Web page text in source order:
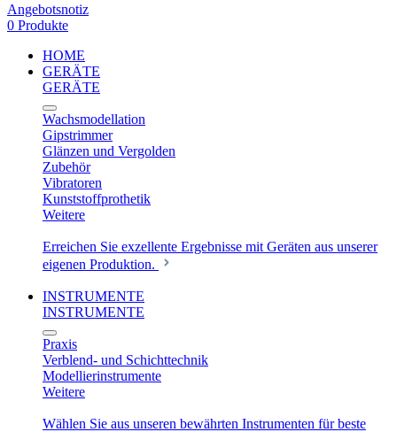
Angebotsnotiz
0 Produkte
HOME
GERÄTE
GERÄTE
Wachsmodellation
Gipstrimmer
Glänzen und Vergolden
Zubehör
Vibratoren
Kunststoffprothetik
Weitere
Erreichen Sie exzellente Ergebnisse mit Geräten aus unserer
eigenen Produktion.
INSTRUMENTE
INSTRUMENTE
Praxis
Verblend- und Schichttechnik
Modellierinstrumente
Weitere
Wählen Sie aus unseren bewährten Instrumenten für beste